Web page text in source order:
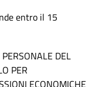
entro il 15
DEL
PER
ECONOMICHE